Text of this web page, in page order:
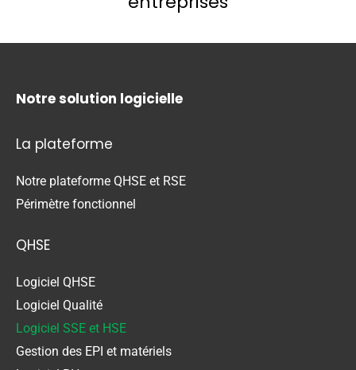
Notre solution logicielle
La plateforme
Notre plateforme QHSE et RSE
Périmètre fonctionnel
QHSE
Logiciel QHSE
Logiciel Qualité
Logiciel SSE et HSE
Gestion des EPI et matériels